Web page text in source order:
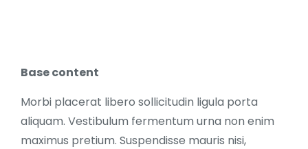
Base content
Morbi placerat libero sollicitudin ligula porta
aliquam. Vestibulum fermentum urna non enim
maximus pretium. Suspendisse mauris nisi,